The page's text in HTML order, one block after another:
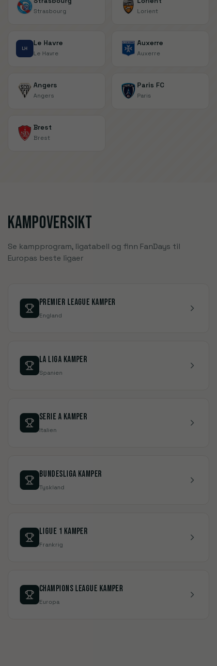
Strasbourg Lorient
LH
Le Havre
Le Havre
Auxerre
Auxerre
Angers
Angers
Paris FC
Paris
Brest
Brest
Kampoversikt
Se kampprogram, ligatabell og finn FanDays til
Europas beste ligaer
PREMIER LEAGUE Kamper
England
LA LIGA Kamper
Spanien
SERIE A Kamper
Italien
BUNDESLIGA Kamper
Tyskland
LIGUE 1 Kamper
Frankrig
CHAMPIONS LEAGUE Kamper
Europa